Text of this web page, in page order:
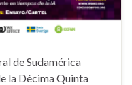
de Sudamérica
la Décima Quinta